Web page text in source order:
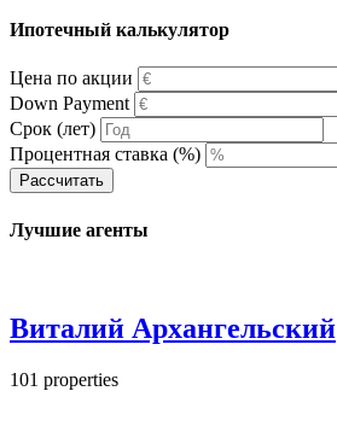
Ипотечный калькулятор
Цена по акции
Down Payment
Срок (лет)
Процентная ставка (%)
Рассчитать
Лучшие агенты
Виталий Архангельский
101 properties